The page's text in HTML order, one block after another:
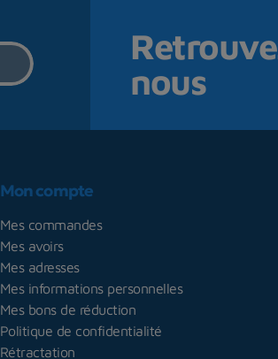
nous
Mon compte
Mes commandes
Mes avoirs
Mes adresses
Mes informations personnelles
Mes bons de réduction
Politique de confidentialité
Rétractation